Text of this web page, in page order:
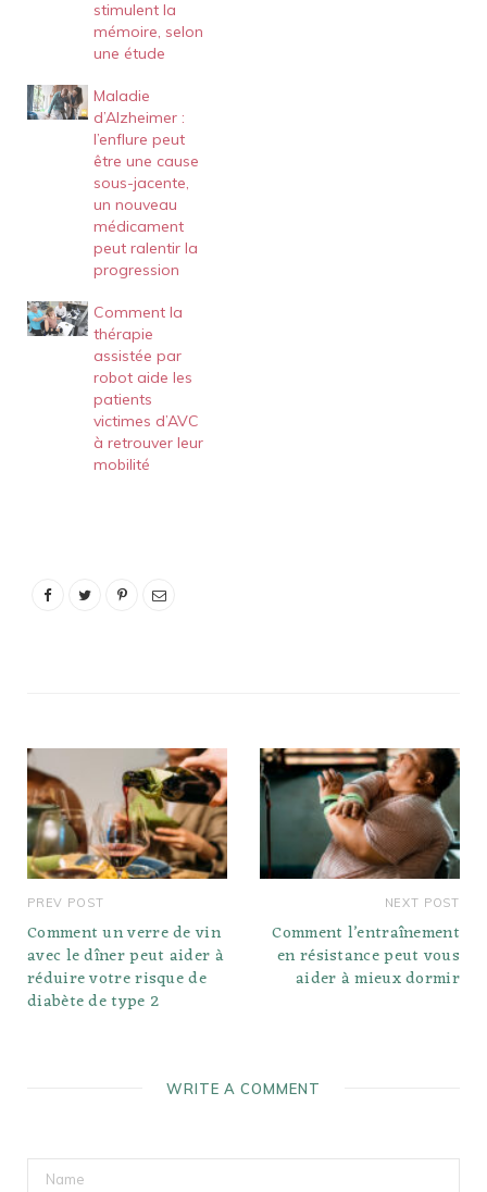
stimulent la
mémoire, selon
une étude
Maladie
d’Alzheimer :
l’enflure peut
être une cause
sous-jacente,
un nouveau
médicament
peut ralentir la
progression
Comment la
thérapie
assistée par
robot aide les
patients
victimes d’AVC
à retrouver leur
mobilité
PREV POST
Comment un verre de vin
avec le dîner peut aider à
réduire votre risque de
diabète de type 2
NEXT POST
Comment l’entraînement
en résistance peut vous
aider à mieux dormir
WRITE A COMMENT